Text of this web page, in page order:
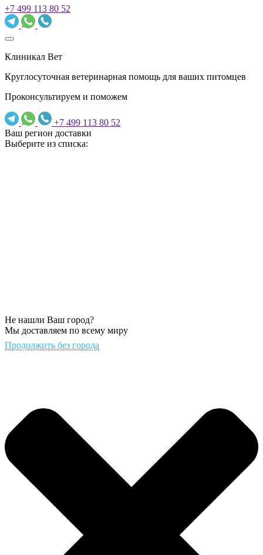
+7 499 113 80 52
Клиникал Вет
Круглосуточная ветеринарная помощь для ваших питомцев
Проконсультируем и поможем
+7 499 113 80 52
Ваш регион доставки
Выберите из списка:
Не нашли Ваш город?
Мы доставляем по всему миру
Продолжить без города